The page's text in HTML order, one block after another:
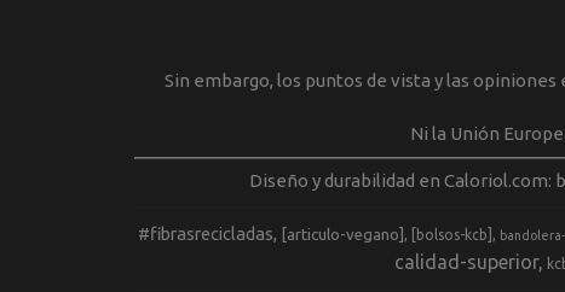
Sin embargo, los puntos de vista y las
Ni la Unión
Diseño y durabilidad en Caloriol.com:
#fibrasrecicladas [articulo-vegano] [bolsos-kcb]
calidad-superior